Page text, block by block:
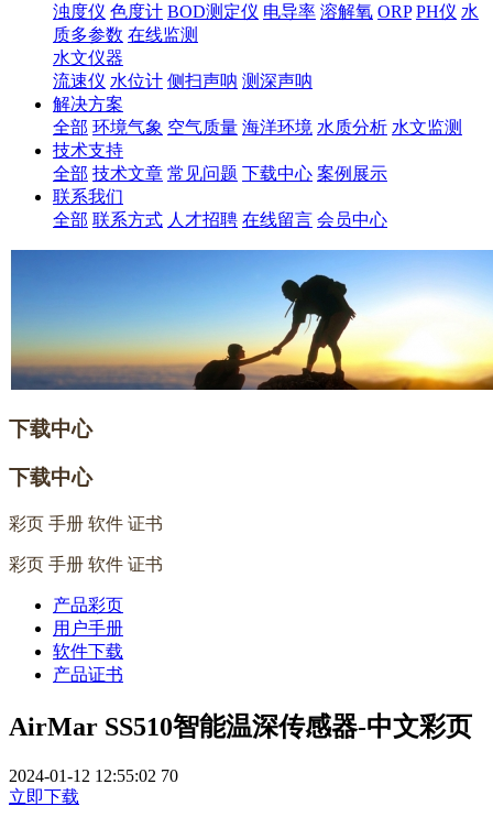
浊度仪 色度计 BOD测定仪 电导率 溶解氧 ORP PH仪 水
质多参数 在线监测
水文仪器
流速仪 水位计 侧扫声呐 测深声呐
解决方案
全部 环境气象 空气质量 海洋环境 水质分析 水文监测
技术支持
全部 技术文章 常见问题 下载中心 案例展示
联系我们
全部 联系方式 人才招聘 在线留言 会员中心
下载中心
下载中心
彩页 手册 软件 证书
彩页 手册 软件 证书
产品彩页
用户手册
软件下载
产品证书
AirMar SS510智能温深传感器-中文彩页
2024-01-12 12:55:02 70
立即下载